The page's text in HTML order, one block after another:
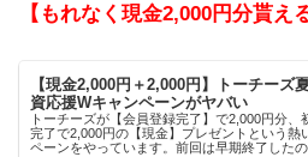
【もれなく現金2,000円分貰え
【現金2,000円＋2,000円】トーチーズ
資応援Wキャンペーンがヤバい
トーチーズが【会員登録完了】で2,000円分、
完了で2,000円の【現金】プレゼントという熱
ペーンをやっています。前回は早期終了したの